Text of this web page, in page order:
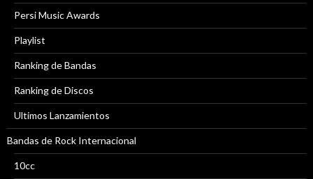
Persi Music Awards
Playlist
Ranking de Bandas
Ranking de Discos
Ultimos Lanzamientos
Bandas de Rock Internacional
10cc